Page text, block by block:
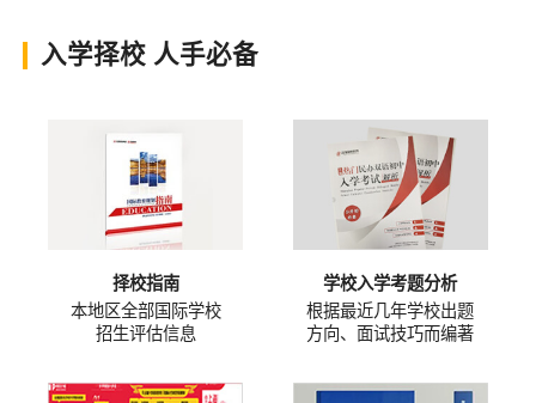
入学择校 人手必备
择校指南
本地区全部国际学校
招生评估信息
学校入学考题分析
根据最近几年学校出题
方向、面试技巧而编著